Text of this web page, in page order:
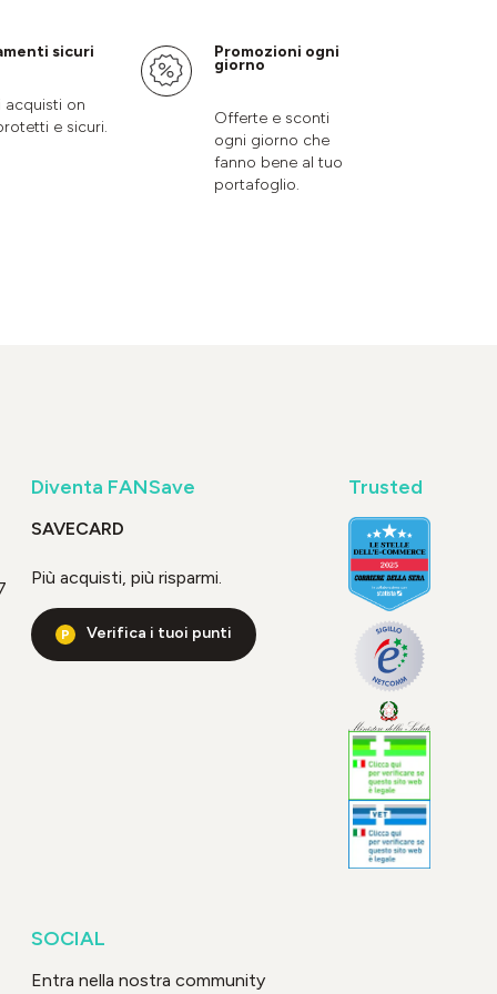
sicuri
acquisti on
e sicuri.
Promozioni ogni
giorno
Offerte e sconti
ogni giorno che
fanno bene al tuo
portafoglio.
Diventa FANSave
SAVECARD
Più acquisti, più risparmi.
Verifica i tuoi punti
SOCIAL
Entra nella nostra community
Trusted